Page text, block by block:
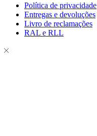
Política de privacidade
Entregas e devoluções
Livro de reclamações
RAL e RLL